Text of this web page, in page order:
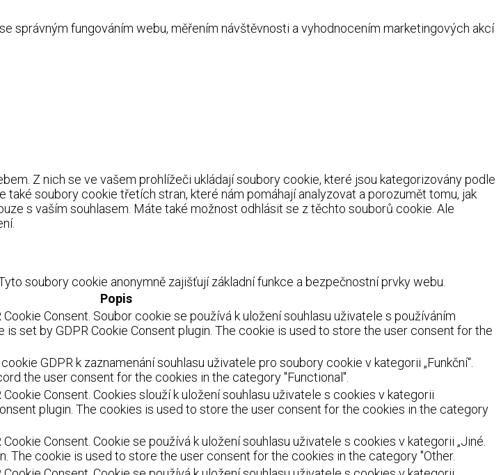
správným fungováním webu, měřením návštěvnosti a vyhodnocením marketingových akcí
Z nich se ve vašem prohlížeči ukládají soubory cookie, které jsou kategorizovány podle
soubory cookie třetích stran, které nám pomáhají analyzovat a porozumět tomu, jak
s vaším souhlasem. Máte také možnost odhlásit se z těchto souborů cookie. Ale
soubory cookie anonymně zajišťují základní funkce a bezpečnostní prvky webu.
Popis
Consent. Soubor cookie se používá k uložení souhlasu uživatele s používáním
is set by GDPR Cookie Consent plugin. The cookie is used to store the user consent for the
GDPR k zaznamenání souhlasu uživatele pro soubory cookie v kategorii „Funkční“.
the user consent for the cookies in the category "Functional".
Consent. Cookies slouží k uložení souhlasu uživatele s cookies v kategorii
plugin. The cookies is used to store the user consent for the cookies in the category
Consent. Cookie se používá k uložení souhlasu uživatele s cookies v kategorii „Jiné.
The cookie is used to store the user consent for the cookies in the category "Other.